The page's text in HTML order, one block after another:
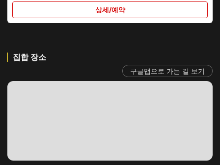
<인원수에 따라 요금이 달라집니다>
2명의 경우 : 60,000엔 (세금 포함) / 인
3명의 경우 : 50,000엔 (세금 포함)/인
상세/예약
집합 장소
구글맵으로 가는 길 보기